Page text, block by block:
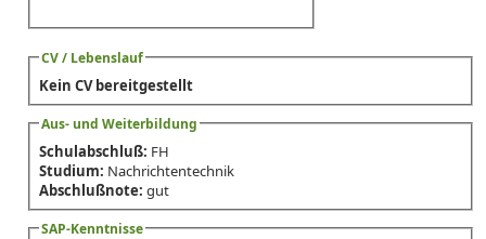
CV / Lebenslauf
Kein CV bereitgestellt
Aus- und Weiterbildung
Schulabschluß: FH
Studium: Nachrichtentechnik
Abschlußnote: gut
SAP-Kenntnisse